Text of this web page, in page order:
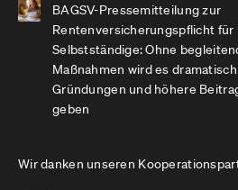
BAGSV-Pressemitteilung zur
Rentenversicherungspflicht für
Selbstständige: Ohne
Maßnahmen wird es
Gründungen und höhere
geben
Wir danken unseren